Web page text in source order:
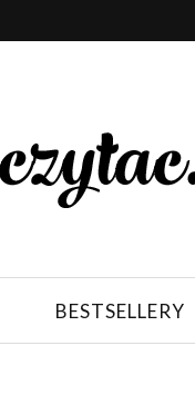
BESTSELLERY